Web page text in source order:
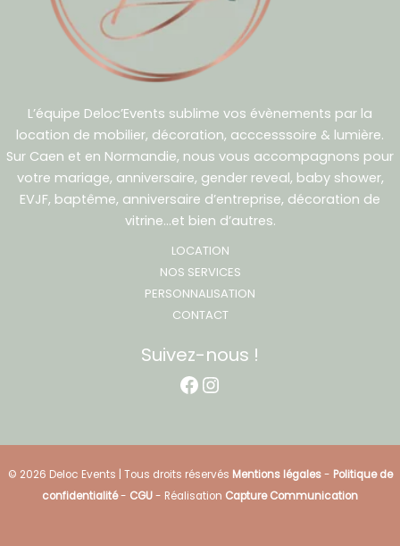
L’équipe Deloc’Events sublime vos évènements par la
location de mobilier, décoration, acccesssoire & lumière.
Sur Caen et en Normandie, nous vous accompagnons pour
votre mariage, anniversaire, gender reveal, baby shower,
EVJF, baptême, anniversaire d’entreprise, décoration de
vitrine…et bien d’autres.
LOCATION
NOS SERVICES
PERSONNALISATION
CONTACT
Suivez-nous !
Facebook
Instagram
© 2026 Deloc Events | Tous droits réservés Mentions légales- Politique de
confidentialité- CGU- Réalisation Capture Communication